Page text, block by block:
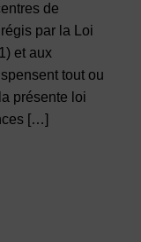
de
par la Loi
et aux
tout ou
présente loi
[…]